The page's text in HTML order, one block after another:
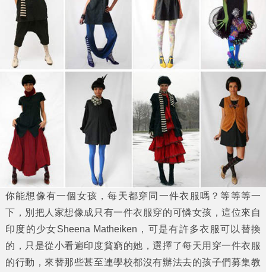
你能想像有一個女孩，每天都穿同一件衣服嗎？等等等一
下，別把人家想像成只有一件衣服穿的可憐女孩，這位來自
印度的少女Sheena Matheiken ，可是有許多衣服可以替換
的，只是從小看遍印度貧窮的她，選擇了每天用穿一件衣服
的行動，來替那些甚至連學校都沒有辦法去的孩子們募集教